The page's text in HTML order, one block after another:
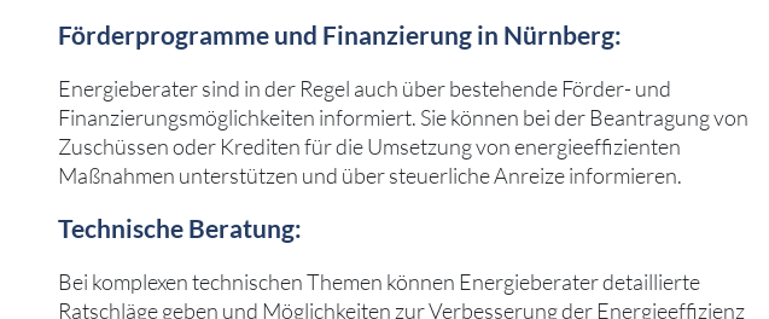
Förderprogramme und Finanzierung in Nürnberg:
Energieberater sind in der Regel auch über bestehende Förder- und
Finanzierungsmöglichkeiten informiert. Sie können bei der Beantragung von
Zuschüssen oder Krediten für die Umsetzung von energieeffizienten
Maßnahmen unterstützen und über steuerliche Anreize informieren.
Technische Beratung:
Bei komplexen technischen Themen können Energieberater detaillierte
Ratschläge geben und Möglichkeiten zur Verbesserung der Energieeffizienz